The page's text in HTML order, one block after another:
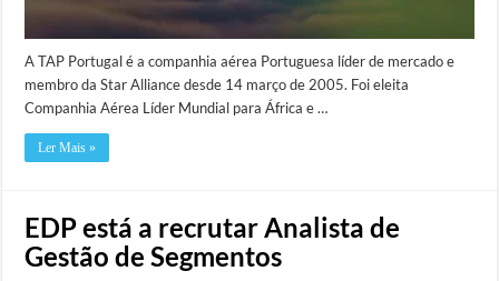
A TAP Portugal é a companhia aérea Portuguesa líder de mercado e
membro da Star Alliance desde 14 março de 2005. Foi eleita
Companhia Aérea Líder Mundial para África e …
Ler Mais »
EDP está a recrutar Analista de
Gestão de Segmentos